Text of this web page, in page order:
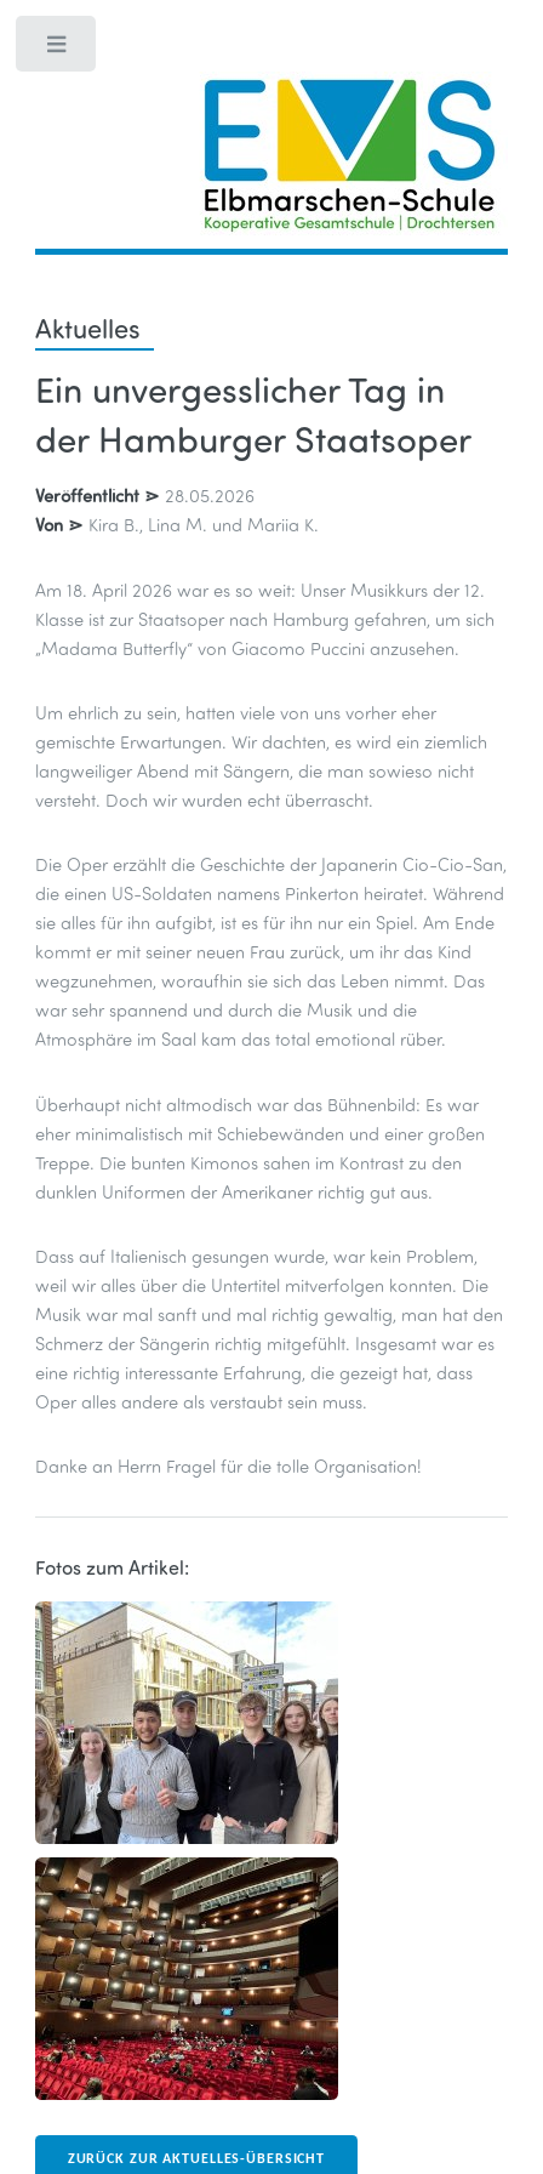
Aktuelles
Ein unvergesslicher Tag in
der Hamburger Staatsoper
Veröffentlicht ⋗ 28.05.2026
Von ⋗ Kira B., Lina M. und Mariia K.
Am 18. April 2026 war es so weit: Unser Musikkurs der 12.
Klasse ist zur Staatsoper nach Hamburg gefahren, um sich
„Madama Butterfly“ von Giacomo Puccini anzusehen.
Um ehrlich zu sein, hatten viele von uns vorher eher
gemischte Erwartungen. Wir dachten, es wird ein ziemlich
langweiliger Abend mit Sängern, die man sowieso nicht
versteht. Doch wir wurden echt überrascht.
Die Oper erzählt die Geschichte der Japanerin Cio-Cio-San,
die einen US-Soldaten namens Pinkerton heiratet. Während
sie alles für ihn aufgibt, ist es für ihn nur ein Spiel. Am Ende
kommt er mit seiner neuen Frau zurück, um ihr das Kind
wegzunehmen, woraufhin sie sich das Leben nimmt. Das
war sehr spannend und durch die Musik und die
Atmosphäre im Saal kam das total emotional rüber.
Überhaupt nicht altmodisch war das Bühnenbild: Es war
eher minimalistisch mit Schiebewänden und einer großen
Treppe. Die bunten Kimonos sahen im Kontrast zu den
dunklen Uniformen der Amerikaner richtig gut aus.
Dass auf Italienisch gesungen wurde, war kein Problem,
weil wir alles über die Untertitel mitverfolgen konnten. Die
Musik war mal sanft und mal richtig gewaltig, man hat den
Schmerz der Sängerin richtig mitgefühlt. Insgesamt war es
eine richtig interessante Erfahrung, die gezeigt hat, dass
Oper alles andere als verstaubt sein muss.
Danke an Herrn Fragel für die tolle Organisation!
Fotos zum Artikel:
ZURÜCK ZUR AKTUELLES-ÜBERSICHT